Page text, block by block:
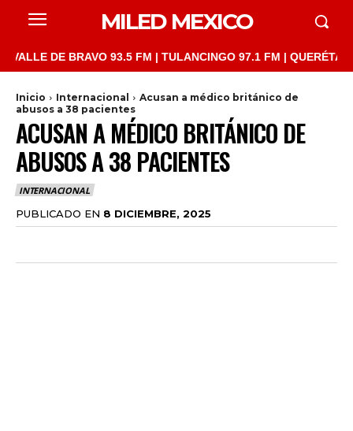
MILED MEXICO
DE BRAVO 93.5 FM | TULANCINGO 97.1 FM | QUERÉTARO
Inicio Internacional
Acusan a médico británico de
abusos a 38 pacientes
ACUSAN A MÉDICO BRITÁNICO DE
ABUSOS A 38 PACIENTES
INTERNACIONAL
PUBLICADO EN 8 DICIEMBRE, 2025